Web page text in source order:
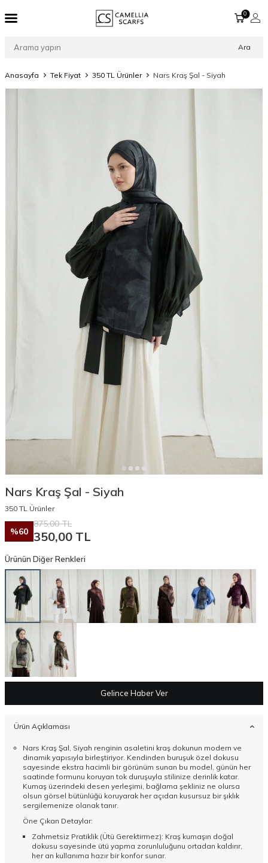
Ara
0
Anasayfa Tek Fiyat 350 TL Ürünler Nars Kraş Şal - Siyah
Nars Kraş Şal - Siyah
350 TL Ürünler
%60
875,00TL
350,00 TL
Ürünün Diğer Renkleri
Gelince Haber Ver
Ürün Açıklaması
Nars Kraş Şal, Siyah renginin asaletini kraş dokunun modern ve
dinamik yapısıyla birleştiriyor. Kendinden buruşuk özel dokusu
sayesinde ekstra hacimli bir görünüm sunan bu model, günün her
saatinde formunu koruyan tok duruşuyla stilinize derinlik katar.
Kumaş üzerindeki desen yerleşimi, bağlama şekliniz ne olursa
olsun görsel bütünlüğü koruyarak her açıdan kusursuz bir şıklık
sergilemenize olanak tanır.
Öne Çıkan Detaylar:
Zahmetsiz Pratiklik (Ütü Gerektirmez): Kraş kumaşın doğal
dokusu sayesinde ütü yapma zorunluluğunu ortadan kaldırır,
her an kullanıma hazır bir konfor sunar.